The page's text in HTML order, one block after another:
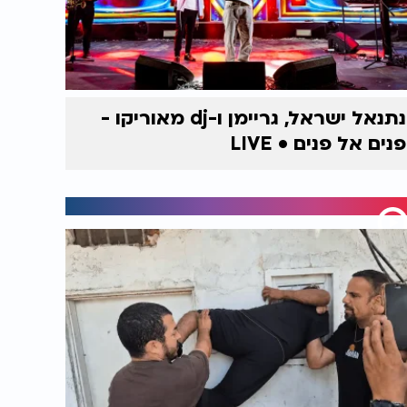
נתנאל ישראל, גריימן ו-dj מאוריקו -
פנים אל פנים • LIVE